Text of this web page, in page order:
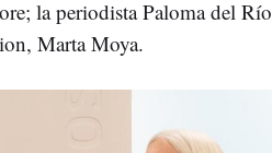
la periodista Paloma del
Marta Moya.